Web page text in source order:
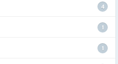
4
1
1